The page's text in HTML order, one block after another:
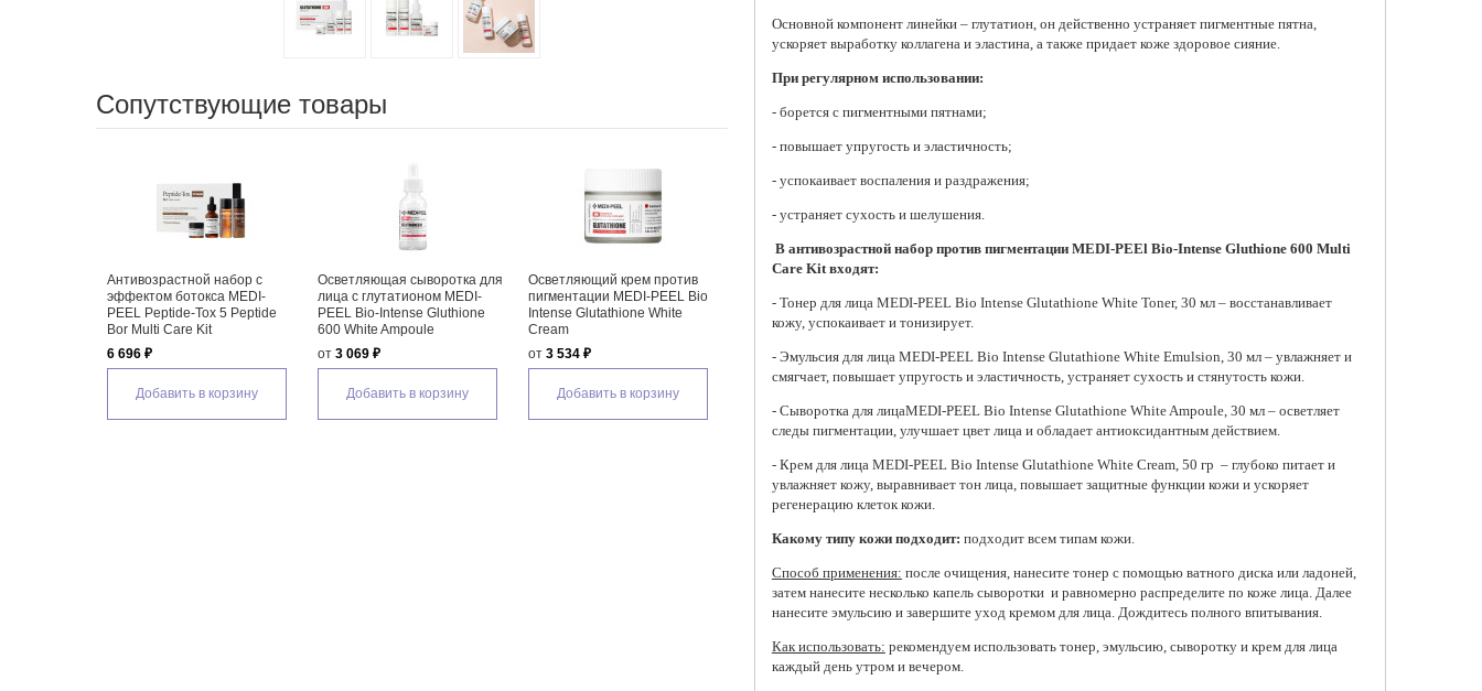
Сопутствующие товары
Антивозрастной набор с
эффектом ботокса MEDI-
PEEL Peptide-Tox 5 Peptide
Bor Multi Care Kit
6 696 ₽
Добавить в корзину
Осветляющая сыворотка для
лица с глутатионом MEDI-
PEEL Bio-Intense Gluthione
600 White Ampoule
от3 069 ₽
Добавить в корзину
Осветляющий крем против
пигментации MEDI-PEEL Bio
Intense Glutathione White
Cream
от3 534 ₽
Добавить в корзину
Основной компонент линейки – глутатион, он действенно устраняет пигментные пятна,
ускоряет выработку коллагена и эластина, а также придает коже здоровое сияние.
При регулярном использовании:
- борется с пигментными пятнами;
- повышает упругость и эластичность;
- успокаивает воспаления и раздражения;
- устраняет сухость и шелушения.
В антивозрастной набор против пигментации MEDI-PEEl Bio-Intense Gluthione 600 Multi
Care Kit входят:
- Тонер для лица MEDI-PEEL Bio Intense Glutathione White Toner, 30 мл – восстанавливает
кожу, успокаивает и тонизирует.
- Эмульсия для лица MEDI-PEEL Bio Intense Glutathione White Emulsion, 30 мл – увлажняет и
смягчает, повышает упругость и эластичность, устраняет сухость и стянутость кожи.
- Сыворотка для лицаMEDI-PEEL Bio Intense Glutathione White Ampoule, 30 мл – осветляет
следы пигментации, улучшает цвет лица и обладает антиоксидантным действием.
- Крем для лица MEDI-PEEL Bio Intense Glutathione White Cream, 50 гр – глубоко питает и
увлажняет кожу, выравнивает тон лица, повышает защитные функции кожи и ускоряет
регенерацию клеток кожи.
Какому типу кожи подходит: подходит всем типам кожи.
Способ применения: после очищения, нанесите тонер с помощью ватного диска или ладоней,
затем нанесите несколько капель сыворотки и равномерно распределите по коже лица. Далее
нанесите эмульсию и завершите уход кремом для лица. Дождитесь полного впитывания.
Как использовать: рекомендуем использовать тонер, эмульсию, сыворотку и крем для лица
каждый день утром и вечером.